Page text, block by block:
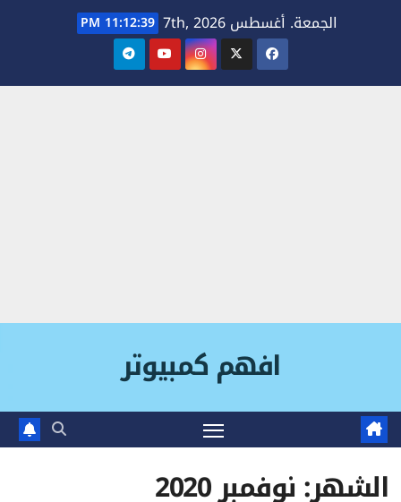
الجمعة. أغسطس 7th, 2026 11:12:41 PM
افهم كمبيوتر
الشهر:نوفمبر 2020